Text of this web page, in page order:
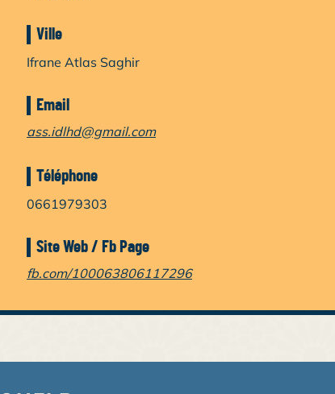
Ville
Ifrane Atlas Saghir
Email
ass.idlhd@gmail.com
Téléphone
0661979303
Site Web / Fb Page
fb.com/100063806117296